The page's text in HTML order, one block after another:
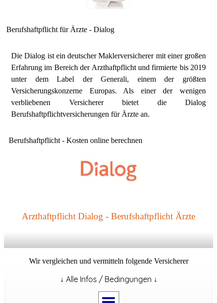
Berufshaftpflicht für Ärzte - Dialog
Die Dialog ist ein deutscher Maklerversicherer mit einer großen
Erfahrung im Bereich der Arzthaftpflicht und firmierte bis 2019
unter dem Label der Generali, einem der größten
Versicherungskonzerne Europas. Als einer der wenigen
verbliebenen Versicherer bietet die Dialog
Berufshaftpflichtversicherungen für Ärzte an.
Berufshaftpflicht - Kosten online berechnen
Arzthaftpflicht Dialog - Berufshaftpflicht Ärzte
Wir vergleichen und vermitteln folgende Versicherer
↓ Alle Infos / Bedingungen ↓